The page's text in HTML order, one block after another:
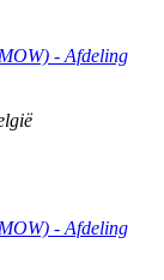
- Afdeling
- Afdeling